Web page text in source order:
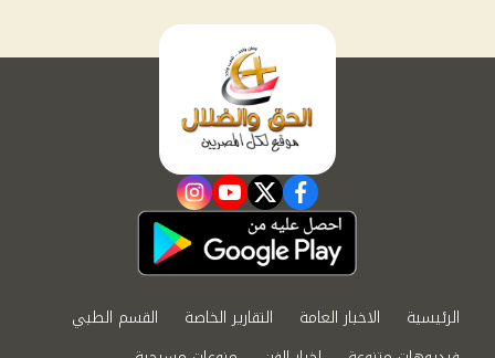
facebook
twitter
youtube
instagram
الرئيسية الاخبار العامة التقارير الخاصة
القسم الطبي